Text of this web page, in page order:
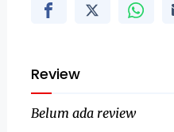
Review
Belum ada review